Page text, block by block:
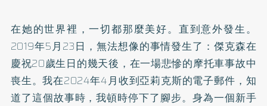
在她的世界裡，一切都那麼美好。直到意外發生。
2019年5月23日，無法想像的事情發生了：傑克森在
慶祝20歲生日的幾天後，在一場悲慘的摩托車事故中
喪生。我在2024年4月收到亞莉克斯的電子郵件，知
道了這個故事時，我頓時停下了腳步。身為一個新手